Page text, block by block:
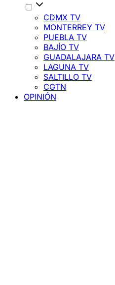
CDMX TV
MONTERREY TV
PUEBLA TV
BAJÍO TV
GUADALAJARA TV
LAGUNA TV
SALTILLO TV
CGTN
OPINIÓN